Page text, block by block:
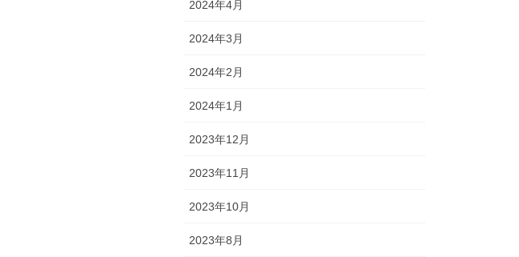
2024年4月
2024年3月
2024年2月
2024年1月
2023年12月
2023年11月
2023年10月
2023年8月